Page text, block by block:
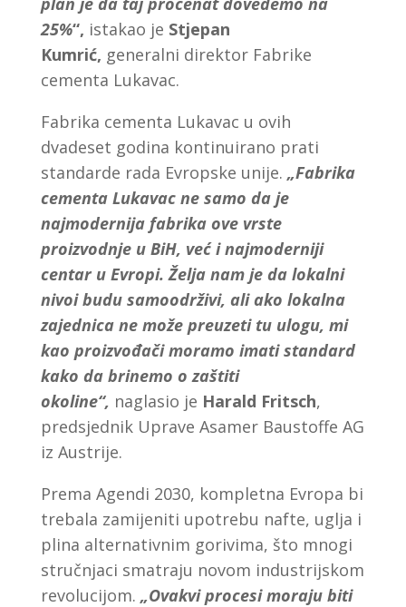
25%“, istakao je Stjepan
Kumrić, generalni direktor Fabrike
cementa Lukavac.
Fabrika cementa Lukavac u ovih
dvadeset godina kontinuirano prati
standarde rada Evropske unije. „Fabrika
cementa Lukavac ne samo da je
najmodernija fabrika ove vrste
proizvodnje u BiH, već i najmoderniji
centar u Evropi. Želja nam je da lokalni
nivoi budu samoodrživi, ali ako lokalna
zajednica ne može preuzeti tu ulogu, mi
kao proizvođači moramo imati standard
kako da brinemo o zaštiti
okoline“, naglasio je Harald Fritsch,
predsjednik Uprave Asamer Baustoffe AG
iz Austrije.
Prema Agendi 2030, kompletna Evropa bi
trebala zamijeniti upotrebu nafte, uglja i
plina alternativnim gorivima, što mnogi
stručnjaci smatraju novom industrijskom
revolucijom. „Ovakvi procesi moraju biti